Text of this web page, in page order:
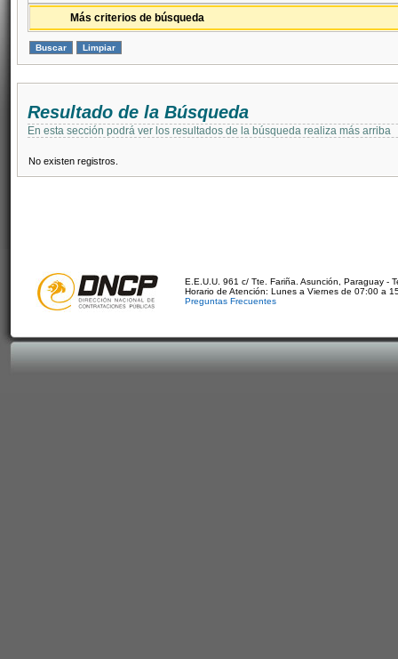
Más criterios de búsqueda
Resultado de la Búsqueda
En esta sección podrá ver los resultados de la búsqueda realiza más arriba
No existen registros.
E.E.U.U. 961 c/ Tte. Fariña. Asunción, Paraguay -
Horario de Atención: Lunes a Viernes de 07:00 a
Preguntas Frecuentes